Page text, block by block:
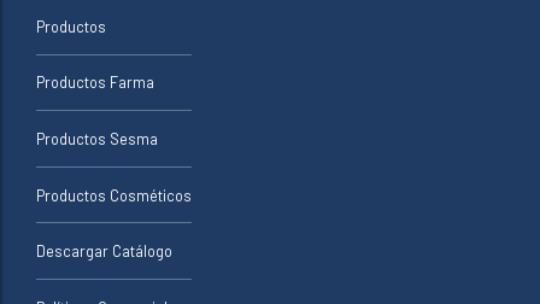
Productos
Productos Farma
Productos Sesma
Productos Cosméticos
Descargar Catálogo